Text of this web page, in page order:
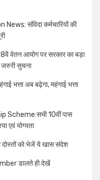
संविदा कर्मचारियों की
आयोग पर सरकार का बड़ा
जरुरी सुचना
भत्ता अब बढ़ेगा, महंगाई भत्ता
Scheme:सभी 10वीं पास
एवं योग्यता
को भेजें ये खास संदेश
डालते ही देखें